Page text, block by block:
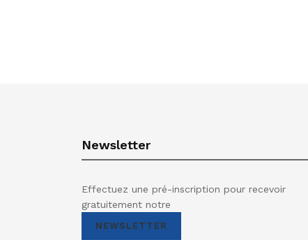
Newsletter
Effectuez une pré-inscription pour recevoir
gratuitement notre
NEWSLETTER